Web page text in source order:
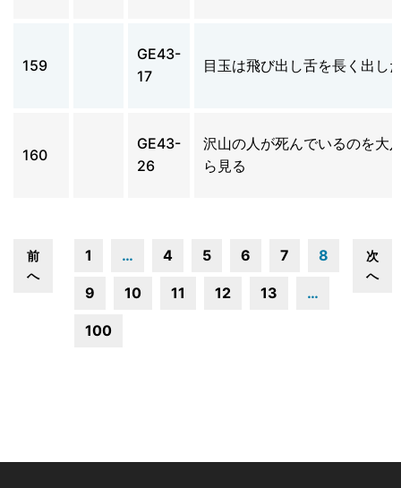
159
GE43-
17
目玉は飛び出し舌を長く出し
160
GE43-
26
沢山の人が死んでいるのを大
ら見る
前
へ
1 … 4 5 6 7 8
9 10 11 12 13 …
100
次
へ